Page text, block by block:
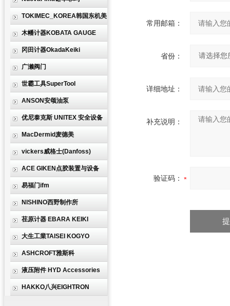
TOKIMEC_KOREA韩国东机美
木幡计器KOBATA GAUGE
冈田计器OkadaKeiki
广濑阀门
世霸工具SuperTool
ANSON安颂油泵
优尼泰克斯 UNITEX 安全设备
MacDermid麦德美
vickers威格士(Danfoss)
ACE GIKEN点胶装置与设备
易福门ifm
NISHINO西野制作所
荏原计器 EBARA KEIKI
大生工業TAISEI KOGYO
ASHCROFT雅斯科
液压附件 HYD Accessories
HAKKO八兴EIGHTRON
常用邮箱：
省份：
详细地址：
补充说明：
验证码：